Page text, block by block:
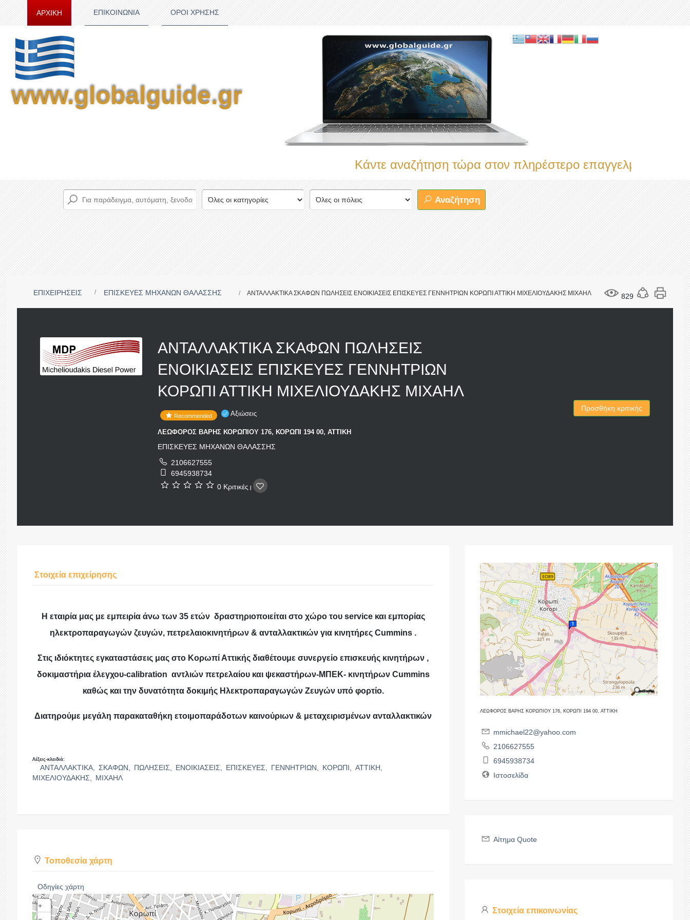
ΑΡΧΙΚΗ ΕΠΙΚΟΙΝΩΝΙΑ ΟΡΟΙ ΧΡΗΣΗΣ
www.globalguide.gr
Κάντε αναζήτηση τώρα στον πληρέστερο επαγγελματικό κατάλογο
Αναζήτηση
829
ΕΠΙΧΕΙΡΗΣΕΙΣ ΕΠΙΣΚΕΥΕΣ ΜΗΧΑΝΩΝ ΘΑΛΑΣΣΗΣ ΑΝΤΑΛΛΑΚΤΙΚΑ ΣΚΑΦΩΝ ΠΩΛΗΣΕΙΣ ΕΝΟΙΚΙΑΣΕΙΣ ΕΠΙΣΚΕΥΕΣ ΓΕΝΝΗΤΡΙΩΝ ΚΟΡΩΠΙ ΑΤΤΙΚΗ ΜΙΧΕΛΙΟΥΔΑΚΗΣ ΜΙΧΑΗΛ
ΑΝΤΑΛΛΑΚΤΙΚΑ ΣΚΑΦΩΝ ΠΩΛΗΣΕΙΣ
ΕΝΟΙΚΙΑΣΕΙΣ ΕΠΙΣΚΕΥΕΣ ΓΕΝΝΗΤΡΙΩΝ
ΚΟΡΩΠΙ ΑΤΤΙΚΗ ΜΙΧΕΛΙΟΥΔΑΚΗΣ ΜΙΧΑΗΛ
Recommended Αξιώσεις
ΛΕΩΦΟΡΟΣ ΒΑΡΗΣ ΚΟΡΩΠΙΟΥ 176, ΚΟΡΩΠΙ 194 00, ΑΤΤΙΚΗ
ΕΠΙΣΚΕΥΕΣ ΜΗΧΑΝΩΝ ΘΑΛΑΣΣΗΣ
2106627555
6945938734
0 Κριτικές
Προσθήκη κριτικής
Στοιχεία επιχείρησης
Η εταιρία μας με εμπειρία άνω των 35 ετών δραστηριοποιείται στο χώρο του service και εμπορίας
ηλεκτροπαραγωγών ζευγών, πετρελαιοκινητήρων & ανταλλακτικών για κινητήρες Cummins .
Στις ιδιόκτητες εγκαταστάσεις μας στο Κορωπί Αττικής διαθέτουμε συνεργείο επισκευής κινητήρων ,
δοκιμαστήρια έλεγχου-calibration αντλιών πετρελαίου και ψεκαστήρων-ΜΠΕΚ- κινητήρων Cummins
καθώς και την δυνατότητα δοκιμής Ηλεκτροπαραγωγών Ζευγών υπό φορτίο.
Διατηρούμε μεγάλη παρακαταθήκη ετοιμοπαράδοτων καινούριων & μεταχειρισμένων ανταλλακτικών
Λέξεις-κλειδιά:
ΑΝΤΑΛΛΑΚΤΙΚΑ, ΣΚΑΦΩΝ, ΠΩΛΗΣΕΙΣ, ΕΝΟΙΚΙΑΣΕΙΣ, ΕΠΙΣΚΕΥΕΣ, ΓΕΝΝΗΤΡΙΩΝ, ΚΟΡΩΠΙ,
ΑΤΤΙΚΗ,
ΜΙΧΕΛΙΟΥΔΑΚΗΣ,
ΜΙΧΑΗΛ
Τοποθεσία χάρτη
Οδηγίες χάρτη
+
ΛΕΩΦΟΡΟΣ ΒΑΡΗΣ ΚΟΡΩΠΙΟΥ 176, ΚΟΡΩΠΙ 194 00, ΑΤΤΙΚΗ
mmichael22@yahoo.com
2106627555
6945938734
Ιστοσελίδα
Αίτημα Quote
Στοιχεία επικοινωνίας